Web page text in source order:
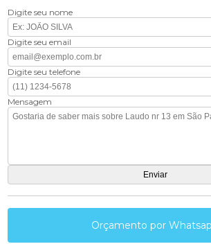
Digite seu nome
Digite seu email
Digite seu telefone
Mensagem
Orçamento por